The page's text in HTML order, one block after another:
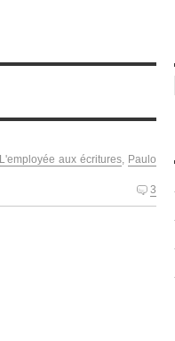
L'employée aux écritures, Paulo
3